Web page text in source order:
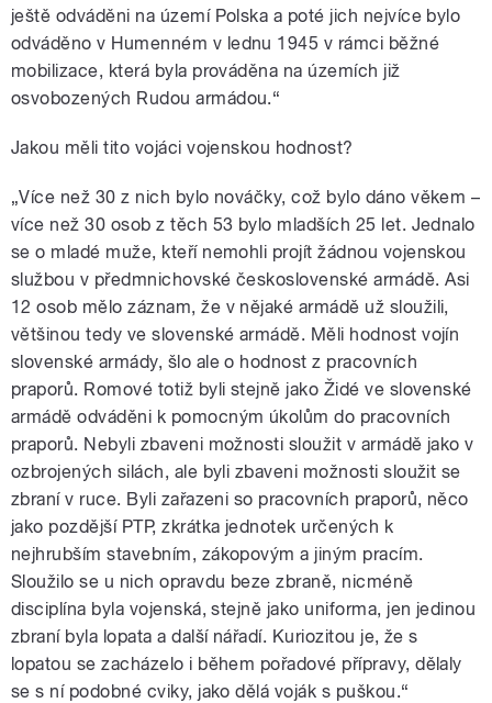
ještě odváděni na území Polska a poté jich nejvíce bylo
odváděno v Humenném v lednu 1945 v rámci běžné
mobilizace, která byla prováděna na územích již
osvobozených Rudou armádou.“
Jakou měli tito vojáci vojenskou hodnost?
„Více než 30 z nich bylo nováčky, což bylo dáno věkem –
více než 30 osob z těch 53 bylo mladších 25 let. Jednalo
se o mladé muže, kteří nemohli projít žádnou vojenskou
službou v předmnichovské československé armádě. Asi
12 osob mělo záznam, že v nějaké armádě už sloužili,
většinou tedy ve slovenské armádě. Měli hodnost vojín
slovenské armády, šlo ale o hodnost z pracovních
praporů. Romové totiž byli stejně jako Židé ve slovenské
armádě odváděni k pomocným úkolům do pracovních
praporů. Nebyli zbaveni možnosti sloužit v armádě jako v
ozbrojených silách, ale byli zbaveni možnosti sloužit se
zbraní v ruce. Byli zařazeni so pracovních praporů, něco
jako pozdější PTP, zkrátka jednotek určených k
nejhrubším stavebním, zákopovým a jiným pracím.
Sloužilo se u nich opravdu beze zbraně, nicméně
disciplína byla vojenská, stejně jako uniforma, jen jedinou
zbraní byla lopata a další nářadí. Kuriozitou je, že s
lopatou se zacházelo i během pořadové přípravy, dělaly
se s ní podobné cviky, jako dělá voják s puškou.“